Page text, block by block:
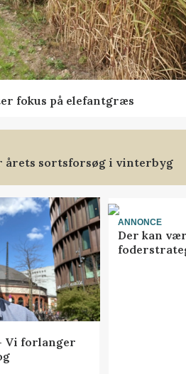
fokus på elefantgræs
årets sortsforsøg i vinterbyg
Vi forlanger
ANNONCE
Der kan